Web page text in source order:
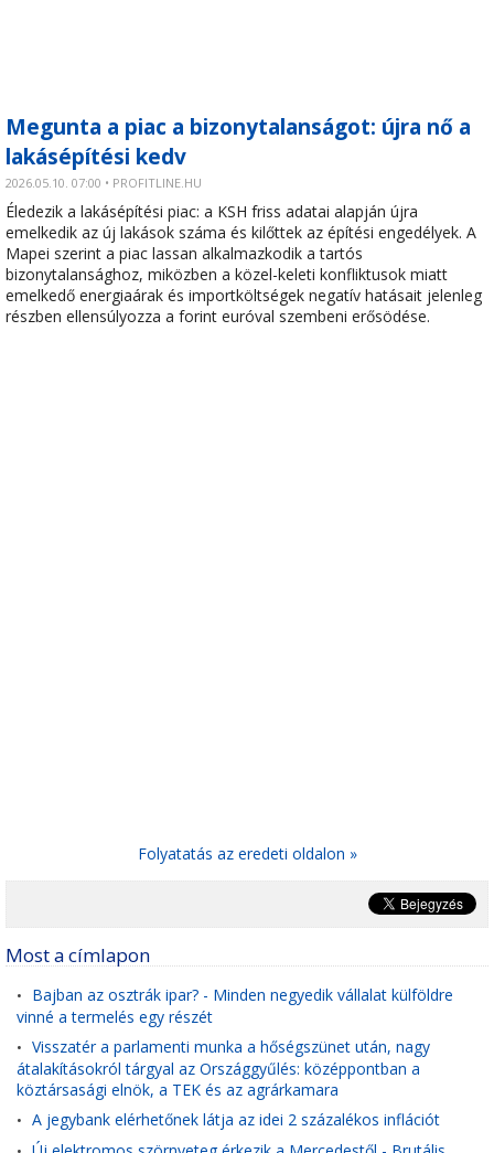
Megunta a piac a bizonytalanságot: újra nő a
lakásépítési kedv
2026.05.10. 07:00 • PROFITLINE.HU
Éledezik a lakásépítési piac: a KSH friss adatai alapján újra
emelkedik az új lakások száma és kilőttek az építési engedélyek. A
Mapei szerint a piac lassan alkalmazkodik a tartós
bizonytalansághoz, miközben a közel-keleti konfliktusok miatt
emelkedő energiaárak és importköltségek negatív hatásait jelenleg
részben ellensúlyozza a forint euróval szembeni erősödése.
Folyatatás az eredeti oldalon »
Most a címlapon
• Bajban az osztrák ipar? - Minden negyedik vállalat külföldre
vinné a termelés egy részét
• Visszatér a parlamenti munka a hőségszünet után, nagy
átalakításokról tárgyal az Országgyűlés: középpontban a
köztársasági elnök, a TEK és az agrárkamara
• A jegybank elérhetőnek látja az idei 2 százalékos inflációt